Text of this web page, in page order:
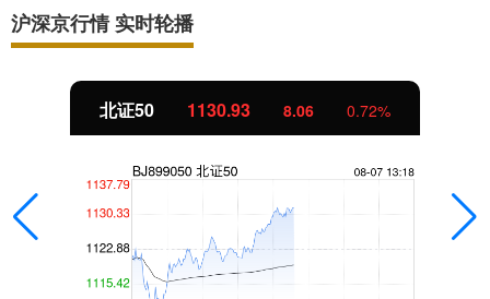
沪深京行情 实时轮播
北证50 1130.93 8.06 0.72%